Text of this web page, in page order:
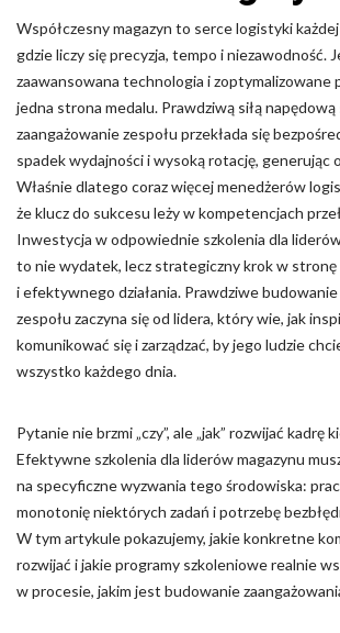
Współczesny magazyn to serce logistyki
gdzie liczy się precyzja, tempo i niezawodność.
zaawansowana technologia i zoptymalizowane
jedna strona medalu. Prawdziwą siłą napędową
zaangażowanie zespołu przekłada się
spadek wydajności i wysoką rotację, generując
Właśnie dlatego coraz więcej menedżerów
że klucz do sukcesu leży w kompetencjach
Inwestycja w odpowiednie szkolenia dla
to nie wydatek, lecz strategiczny krok w
i efektywnego działania. Prawdziwe budowanie
zespołu zaczyna się od lidera, który wie, jak
komunikować się i zarządzać, by jego ludzie
wszystko każdego dnia.
Pytanie nie brzmi „czy”, ale „jak” rozwijać kadrę
Efektywne szkolenia dla liderów magazynu
na specyficzne wyzwania tego środowiska:
monotonię niektórych zadań i potrzebę
W tym artykule pokazujemy, jakie konkretne
rozwijać i jakie programy szkoleniowe realnie
w procesie, jakim jest budowanie
Odrzuć
Zapisz moje
Akceptuj wszystko